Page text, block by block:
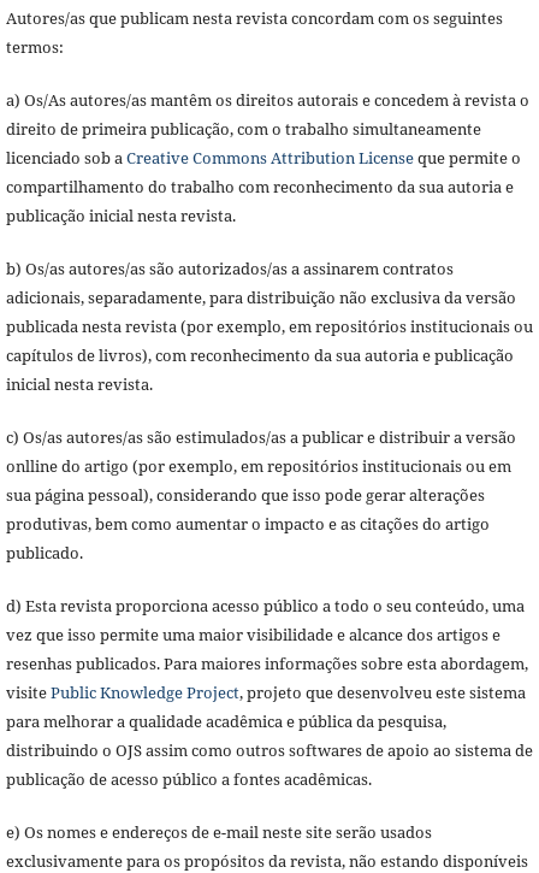
Autores/as que publicam nesta revista concordam com os seguintes
termos:
a) Os/As autores/as mantêm os direitos autorais e concedem à revista o
direito de primeira publicação, com o trabalho simultaneamente
licenciado sob aCreative Commons Attribution Licenseque permite o
compartilhamento do trabalho com reconhecimento da sua autoria e
publicação inicial nesta revista.
b) Os/as autores/as são autorizados/as a assinarem contratos
adicionais, separadamente, para distribuição não exclusiva da versão
publicada nesta revista (por exemplo, em repositórios institucionais ou
capítulos de livros), com reconhecimento da sua autoria e publicação
inicial nesta revista.
c) Os/as autores/as são estimulados/as a publicar e distribuir a versão
onlline do artigo (por exemplo, em repositórios institucionais ou em
sua página pessoal), considerando que isso pode gerar alterações
produtivas, bem como aumentar o impacto e as citações do artigo
publicado.
d) Esta revista proporciona acesso público a todo o seu conteúdo, uma
vez que isso permite uma maior visibilidade e alcance dos artigos e
resenhas publicados. Para maiores informações sobre esta abordagem,
visitePublic Knowledge Project, projeto que desenvolveu este sistema
para melhorar a qualidade acadêmica e pública da pesquisa,
distribuindo o OJS assim como outros softwares de apoio ao sistema de
publicação de acesso público a fontes acadêmicas.
e) Os nomes e endereços de e-mail neste site serão usados
exclusivamente para os propósitos da revista, não estando disponíveis